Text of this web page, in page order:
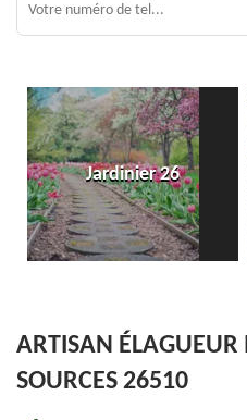
Jardinier 26
ARTISAN ÉLAGUEUR
SOURCES 26510